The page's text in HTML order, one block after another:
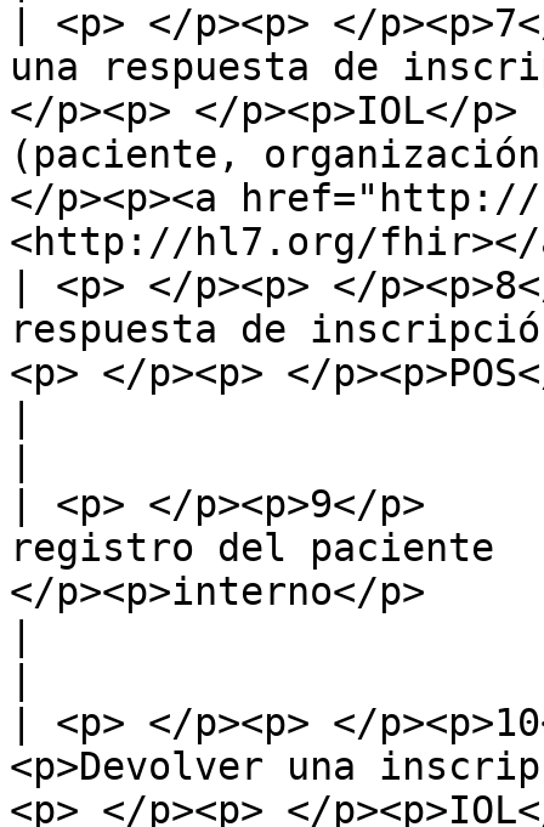
| <p> </p><p> </
una respuesta de
</p><p> </p><p>IOL</
(paciente,
</p><p><a
<http://hl7.org/
| <p> </p><p> </
respuesta de
<p> </p><p> </
| <p> </p><p>9</p>
registro del
</p><p>interno</p>
| <p> </p><p> </
<p>Devolver una
<p> </p><p> </